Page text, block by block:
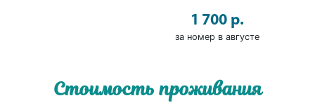
1 700 р.
за номер в августе
Стоимость проживания